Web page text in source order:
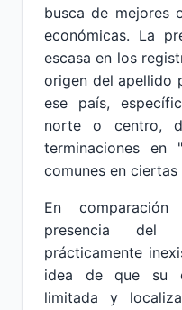
busca de mejores
económicas. La
escasa en los
origen del apellido
ese país,
norte o centro,
terminaciones en
comunes en ciertas
En
presencia del
prácticamente
idea de que su
limitada y